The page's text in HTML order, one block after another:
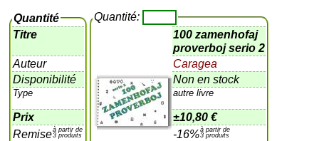
Quantité
Titre
Auteur
Disponibilité
Type
Prix
Remiseà partir de
3 produits
Quantité:
100 zamenhofaj
proverboj serio 2
Caragea
Non en stock
autre livre
±10,80 €
-16%à partir de
3 produits